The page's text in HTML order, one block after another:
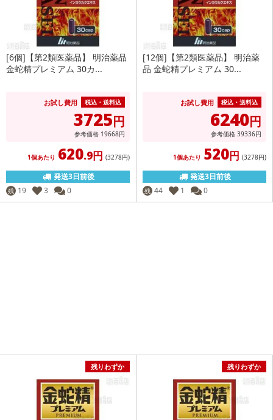
[6個]【第2類医薬品】 明治薬品
金蛇精プレミアム 30カ...
お試し費用 税込・送料込
3725円
参考価格 19668円
1個あたり 620.9円 (3278円)
発送3日前後
残 19 3 0
[12個]【第2類医薬品】 明治薬
品 金蛇精プレミアム 30...
お試し費用 税込・送料込
6240円
参考価格 39336円
1個あたり 520円 (3278円)
発送3日前後
残 44 1 0
残りわずか 残りわずか